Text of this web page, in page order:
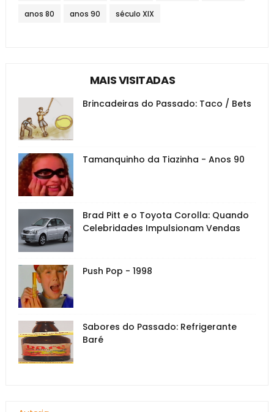
anos 80 anos 90 século XIX
MAIS VISITADAS
Brincadeiras do Passado: Taco / Bets
Tamanquinho da Tiazinha - Anos 90
Brad Pitt e o Toyota Corolla: Quando
Celebridades Impulsionam Vendas
Push Pop - 1998
Sabores do Passado: Refrigerante
Baré